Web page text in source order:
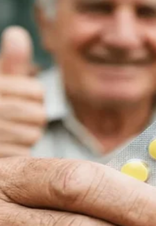
debatendo a postura
sobre a
colaboradores, mostrando